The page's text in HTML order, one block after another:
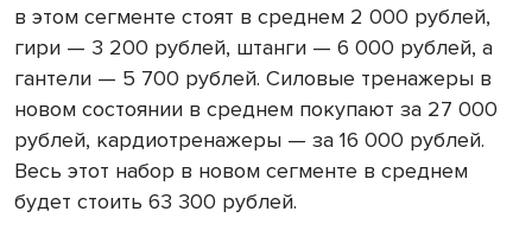
в этом сегменте стоят в среднем 2 000 рублей,
гири — 3 200 рублей, штанги — 6 000 рублей, а
гантели — 5 700 рублей. Силовые тренажеры в
новом состоянии в среднем покупают за 27 000
рублей, кардиотренажеры — за 16 000 рублей.
Весь этот набор в новом сегменте в среднем
будет стоить 63 300 рублей.